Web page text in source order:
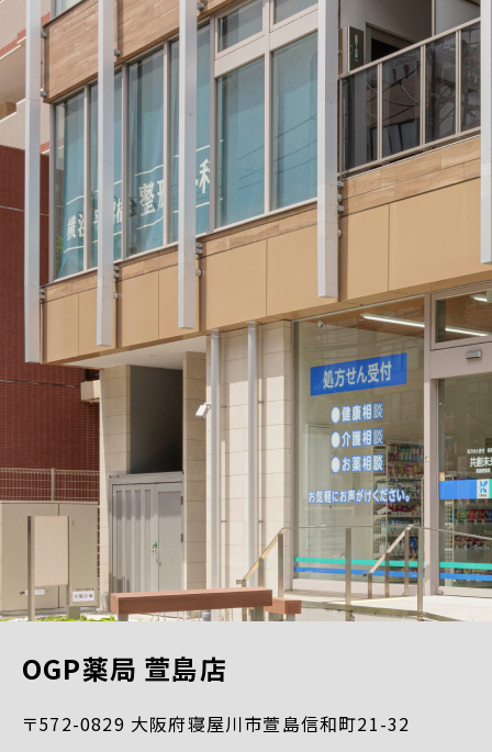
OGP薬局 萱島店
〒572-0829 大阪府寝屋川市萱島信和町21-32